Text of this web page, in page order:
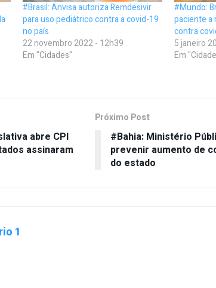
#Brasil: Anvisa autoriza Remdesivir
para uso pediátrico contra a covid-19
no país
22 novembro 2022 - 12h39
Em "Cidades"
#Mundo:
paciente a
contra
5 janeiro
Em
abre CPI
assinaram
Próximo Post
#Bahia: Ministério
prevenir aumento de
do estado
1